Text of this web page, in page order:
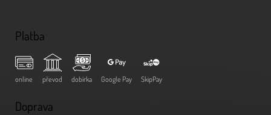
Platba
online převod dobírka Google Pay SkipPay
Doprava